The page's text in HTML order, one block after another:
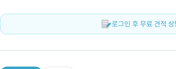
로그인 후 무료 견적